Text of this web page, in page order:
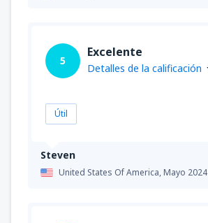
Steven
United States Of America,Mayo 2024
5
Excelente
Detalles de la calificación
Útil